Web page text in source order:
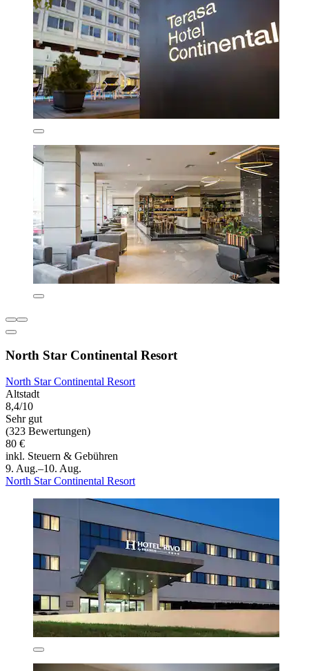
North Star Continental Resort
North Star Continental Resort
Altstadt
8,4/10
Sehr gut
(323 Bewertungen)
80 €
inkl. Steuern & Gebühren
9. Aug.–10. Aug.
North Star Continental Resort